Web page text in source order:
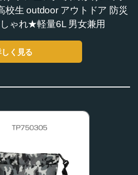
生 outdoor アウトドア 防災
ゃれ★軽量6L 男女兼用
しく見る